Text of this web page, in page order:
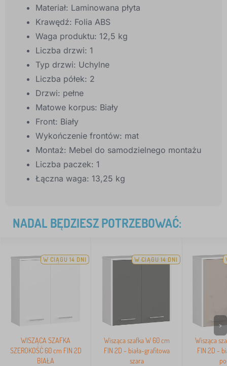
Materiał: Laminowana płyta
Krawędź: Folia ABS
Waga produktu: 12,5 kg
Liczba drzwi: 1
Typ drzwi: Uchylne
Liczba półek: 2
Drzwi: pełne
Matowe korpus: Biały
Front: Biały
Wykończenie frontów: mat
Montaż: Mebel do samodzielnego montażu
Liczba paczek: 1
Łączna waga: 13,25 kg
NADAL BĘDZIESZ POTRZEBOWAĆ:
W CIĄGU 14 DNI
WISZĄCA SZAFKA
SZEROKOŚĆ 60 cm FIN 2D
BIAŁA
W CIĄGU 14 DNI
Wisząca szafka W 60 cm
FIN 2D - biała-grafitowa
szara
Wisząca
FIN 2D -
>